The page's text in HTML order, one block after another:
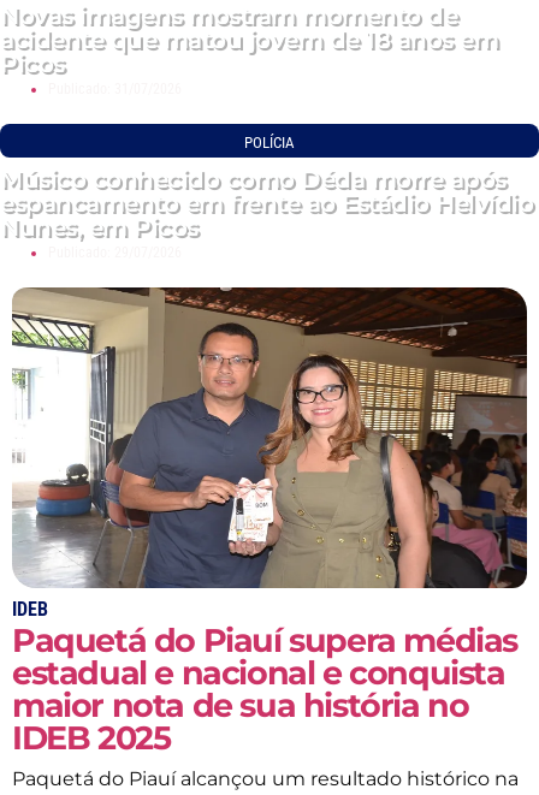
Novas imagens mostram momento de
acidente que matou jovem de 18 anos em
Picos
POLÍCIA
Músico conhecido como Déda morre após
espancamento em frente ao Estádio Helvídio
Nunes, em Picos
IDEB
Paquetá do Piauí supera médias
estadual e nacional e conquista
maior nota de sua história no
IDEB 2025
Paquetá do Piauí alcançou um resultado histórico na